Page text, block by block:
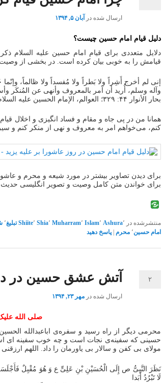
ارسال شده در آبان ۵, ۱۳۹۴
دلیل قیام امام حسین چیست؟
دلایل متعددی برای قیام امام حسین علیه السلام
قیامش را به خوبی بیان کرده است. در بخشی از وصیت
إنی لم أخرج أَشِراً ولا بَطراً ولا مُفسداً ولا ظالماً،
وآله وسلم، أُرید أن آمر بالمعروف وأنهى عن المُنکَر
بحار الأنوار ۴۴: ۳۲۹؛ العوالم، الإمام الحسین علیه السلام: ۱۷۹
همانا من در پی جاه و مقام و فساد انگیزی و اخلال
کنم، می‌خواهم امر به معروف و نهی از منکر کنم و
برای دیدن تصاویر بیشتر در مورد شیعه و محرم و
برای خواندن متن کامل وصیت و تصویر انگلیسی حدیث،
منتشرشده در Ashura٬ Islam٬ Muharram٬ Shia٬ Shiite٬ تبلیغ٬
امام حسین٬ محرم | پاسخ دهید
آتش عشق حسین در
ارسال شده در مهر ۲۳, ۱۳۹۴
۲
صلی الله علیک
محرمی دیگر از راه رسید و سفره‌ی اباعبدالله
حسینی که سفینه‌ی نجات است و چه خوب سفینه ای
مولای بی کفن و سالار بی یاورمان را داد. اللهم
نَظَرَ النَّبِیُّ ص إِلَی الْحُسَیْنِ بْنِ عَلِیٍّ ع وَ هُوَ مُقْبِلٌ
لَا تَبْرُدُ أَبَدا